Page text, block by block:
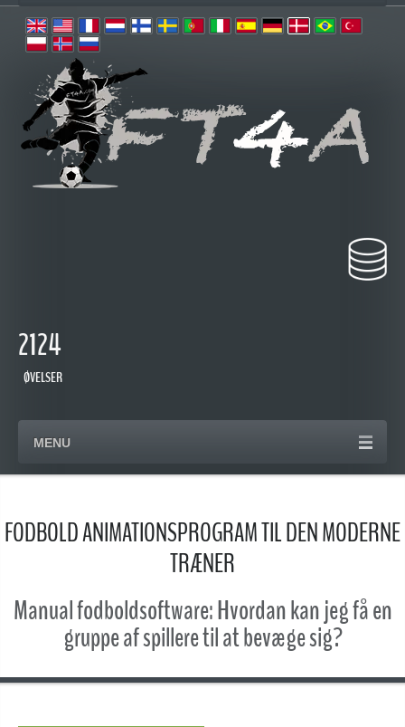
2124
ØVELSER
MENU
FODBOLD ANIMATIONSPROGRAM TIL DEN MODERNE
TRÆNER
Manual fodboldsoftware: Hvordan kan jeg få en
gruppe af spillere til at bevæge sig?